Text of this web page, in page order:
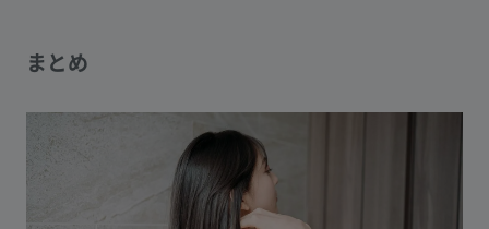
まとめ